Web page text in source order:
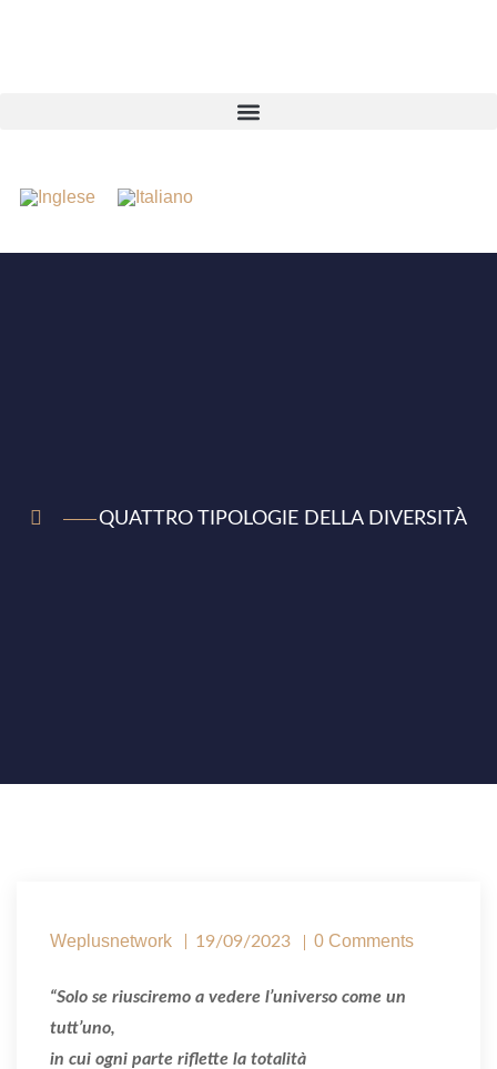
QUATTRO TIPOLOGIE DELLA DIVERSITÀ
Weplusnetwork 19/09/2023 0 Comments
“Solo se riusciremo a vedere l’universo come un
tutt’uno,
in cui ogni parte riflette la totalità